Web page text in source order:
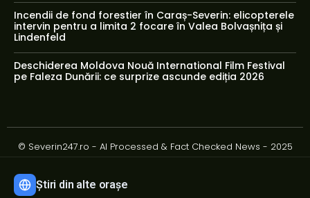
Incendii de fond forestier în Caraș-Severin: elicopterele
intervin pentru a limita 2 focare în Valea Bolvașnița și
Lindenfeld
Deschiderea Moldova Nouă International Film Festival
pe Faleza Dunării: ce surprize ascunde ediția 2026
© Severin247.ro - AI Processed & Fact Checked News - 2025
Știri din alte orașe